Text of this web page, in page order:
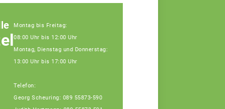
Montag bis Freitag:
08:00 Uhr bis 12:00 Uhr
Montag, Dienstag und Donnerstag:
13:00 Uhr bis 17:00 Uhr
Telefon:
Georg Scheuring: 089 55873-590